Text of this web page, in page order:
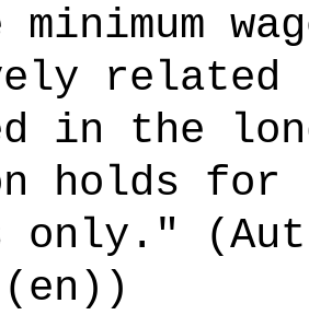
minimum
in the
holds for
only."